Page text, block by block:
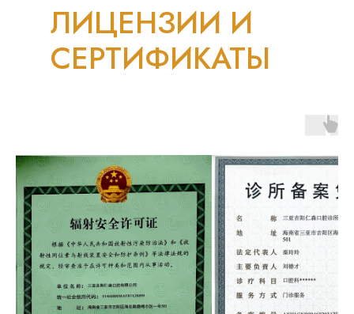
ЛИЦЕНЗИИ И
СЕРТИФИКАТЫ